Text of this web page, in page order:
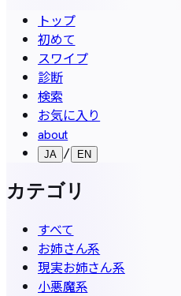
トップ
初めて
スワイプ
診断
検索
お気に入り
about
JA / EN
カテゴリ
すべて
お姉さん系
現実お姉さん系
小悪魔系